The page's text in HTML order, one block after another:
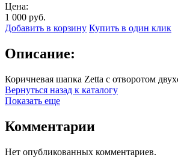
Цена:
1 000 руб.
Добавить в корзину Купить в один клик
Описание:
Коричневая шапка Zetta с отворотом
Вернуться назад к каталогу
Показать еще
Комментарии
Нет опубликованных комментариев.